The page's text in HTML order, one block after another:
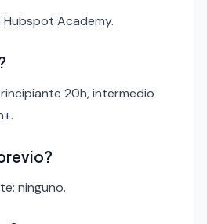
Hubspot Academy.
20h, intermedio
ninguno.